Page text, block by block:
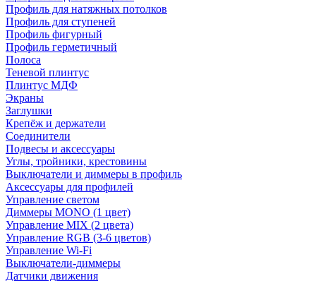
Профиль для натяжных потолков
Профиль для ступеней
Профиль фигурный
Профиль герметичный
Полоса
Теневой плинтус
Плинтус МДФ
Экраны
Заглушки
Крепёж и держатели
Соединители
Подвесы и аксессуары
Углы, тройники, крестовины
Выключатели и диммеры в профиль
Аксессуары для профилей
Управление светом
Диммеры MONO (1 цвет)
Управление MIX (2 цвета)
Управление RGB (3-6 цветов)
Управление Wi-Fi
Выключатели-диммеры
Датчики движения